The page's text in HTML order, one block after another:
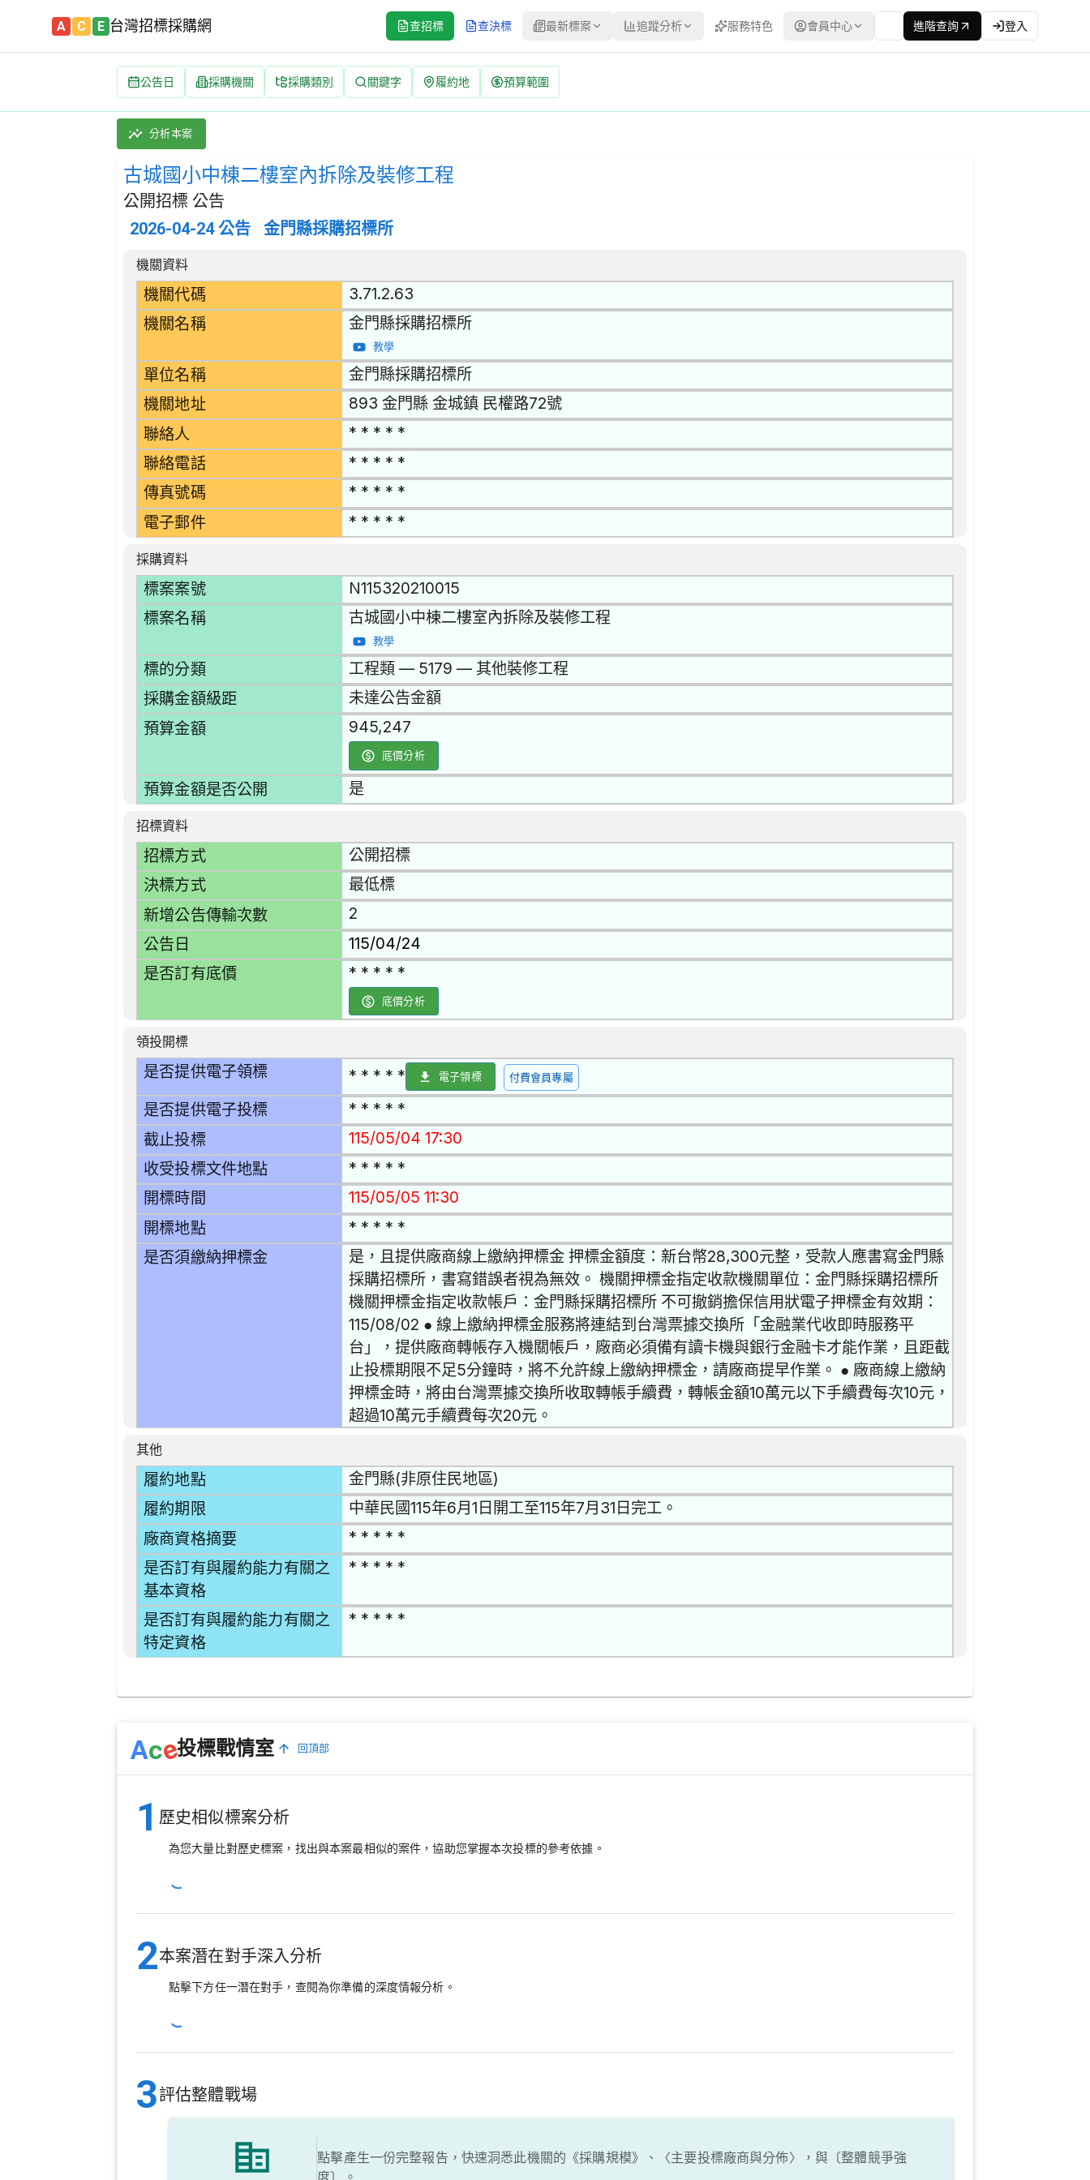
A C E 台灣招標採購網 查招標 查決標 最新標案 追蹤分析 服務特色 會員中心 進階查詢 登入
公告日 採購機關 採購類別 關鍵字 履約地 預算範圍
古城國小中棟二樓室內拆除及裝修工程 招標公告 | 案號：N115320210015 | 公開招標 公告
採購類別：工程類 其他裝修工程 | 招標方式：公開招標 | 決標方式：最低標 | 資料來源：台灣政府電子採購網（公共工程委員會） | 更新時間：2026-04-
分析本案
古城國小中棟二樓室內拆除及裝修工程
公開招標 公告
2026-04-24 公告 金門縣採購招標所
招標公告詳細內容
機關資料
機關代碼 3.71.2.63
機關名稱 金門縣採購招標所
教學
單位名稱 金門縣採購招標所
機關地址 893 金門縣 金城鎮 民權路72號
聯絡人 * * * * *
聯絡電話 * * * * *
傳真號碼 * * * * *
電子郵件 * * * * *
採購資料
標案案號 N115320210015
標案名稱 古城國小中棟二樓室內拆除及裝修工程
教學
標的分類 工程類 — 5179 — 其他裝修工程
採購金額級距 未達公告金額
預算金額 945,247
底價分析
預算金額是否公開 是
招標資料
招標方式 公開招標
決標方式 最低標
新增公告傳輸次數 2
公告日 115/04/24
是否訂有底價 * * * * *
底價分析
領投開標
是否提供電子領標 * * * * * 電子領標 付費會員專屬
是否提供電子投標 * * * * *
截止投標 115/05/04 17:30
收受投標文件地點 * * * * *
開標時間 115/05/05 11:30
開標地點 * * * * *
是否須繳納押標金
是，且提供廠商線上繳納押標金 押標金額度：新台幣28,300元整，受款人應書寫金門縣
採購招標所，書寫錯誤者視為無效。 機關押標金指定收款機關單位：金門縣採購招標所
機關押標金指定收款帳戶：金門縣採購招標所 不可撤銷擔保信用狀電子押標金有效期：
115/08/02 ● 線上繳納押標金服務將連結到台灣票據交換所「金融業代收即時服務平
台」，提供廠商轉帳存入機關帳戶，廠商必須備有讀卡機與銀行金融卡才能作業，且距截
止投標期限不足5分鐘時，將不允許線上繳納押標金，請廠商提早作業。 ● 廠商線上繳納
押標金時，將由台灣票據交換所收取轉帳手續費，轉帳金額10萬元以下手續費每次10元，
超過10萬元手續費每次20元。
其他
履約地點 金門縣(非原住民地區)
履約期限 中華民國115年6月1日開工至115年7月31日完工。
廠商資格摘要 * * * * *
是否訂有與履約能力有關之
基本資格
* * * * *
是否訂有與履約能力有關之
特定資格
* * * * *
Ace投標戰情室 回頂部
1 歷史相似標案分析
為您大量比對歷史標案，找出與本案最相似的案件，協助您掌握本次投標的參考依據。
2本案潛在對手深入分析
點擊下方任一潛在對手，查閱為你準備的深度情報分析。
3評估整體戰場
點擊產生一份完整報告，快速洞悉此機關的《採購規模》、〈主要投標廠商與分佈〉，與〔整體競爭強